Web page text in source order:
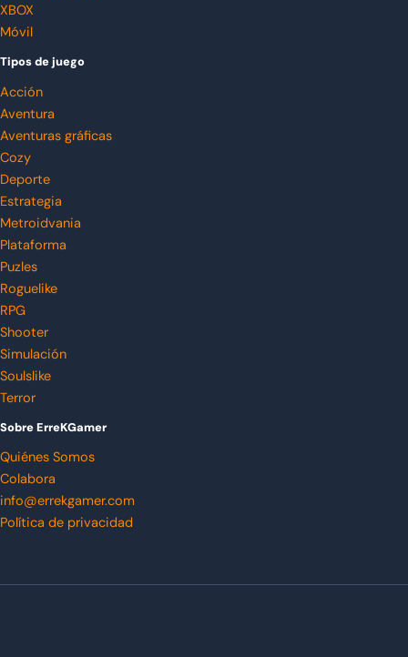
XBOX
Móvil
Tipos de juego
Acción
Aventura
Aventuras gráficas
Cozy
Deporte
Estrategia
Metroidvania
Plataforma
Puzles
Roguelike
RPG
Shooter
Simulación
Soulslike
Terror
Sobre ErreKGamer
Quiénes Somos
Colabora
info@errekgamer.com
Política de privacidad